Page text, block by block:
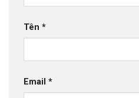
Tên *
Email *